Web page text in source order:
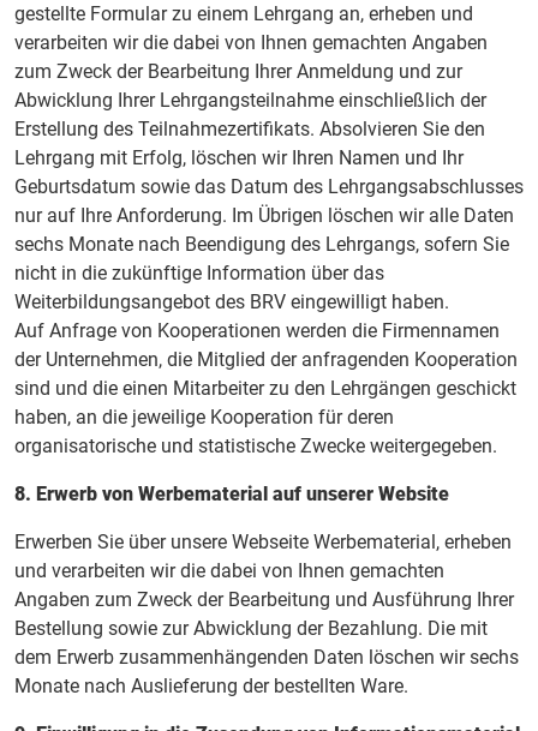
gestellte Formular zu einem Lehrgang an, erheben und
verarbeiten wir die dabei von Ihnen gemachten Angaben
zum Zweck der Bearbeitung Ihrer Anmeldung und zur
Abwicklung Ihrer Lehrgangsteilnahme einschließlich der
Erstellung des Teilnahmezertifikats. Absolvieren Sie den
Lehrgang mit Erfolg, löschen wir Ihren Namen und Ihr
Geburtsdatum sowie das Datum des Lehrgangsabschlusses
nur auf Ihre Anforderung. Im Übrigen löschen wir alle Daten
sechs Monate nach Beendigung des Lehrgangs, sofern Sie
nicht in die zukünftige Information über das
Weiterbildungsangebot des BRV eingewilligt haben.
Auf Anfrage von Kooperationen werden die Firmennamen
der Unternehmen, die Mitglied der anfragenden Kooperation
sind und die einen Mitarbeiter zu den Lehrgängen geschickt
haben, an die jeweilige Kooperation für deren
organisatorische und statistische Zwecke weitergegeben.
8. Erwerb von Werbematerial auf unserer Website
Erwerben Sie über unsere Webseite Werbematerial, erheben
und verarbeiten wir die dabei von Ihnen gemachten
Angaben zum Zweck der Bearbeitung und Ausführung Ihrer
Bestellung sowie zur Abwicklung der Bezahlung. Die mit
dem Erwerb zusammenhängenden Daten löschen wir sechs
Monate nach Auslieferung der bestellten Ware.